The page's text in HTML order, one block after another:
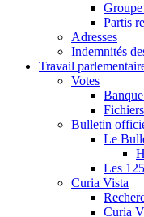
Partis
Adresses
Indemnités
Travail
Votes
Bulletin
Le
Les
Curia Vista
Curia